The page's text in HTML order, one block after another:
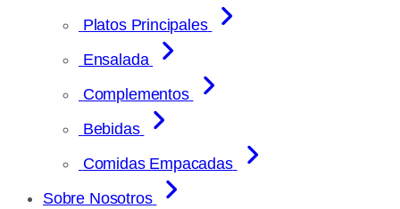
Platos Principales
Ensalada
Complementos
Bebidas
Comidas Empacadas
Sobre Nosotros